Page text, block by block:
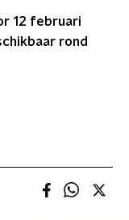
12 februari
rond